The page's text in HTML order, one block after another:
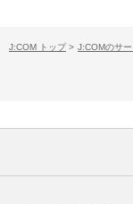
J:COM トップ > J:COMのサ